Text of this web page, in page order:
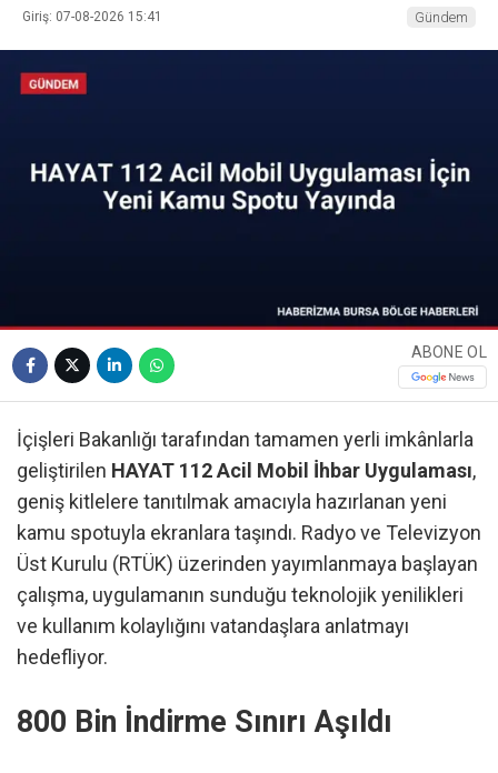
Giriş: 07-08-2026 15:41 Gündem
ABONE OL
İçişleri Bakanlığı tarafından tamamen yerli imkânlarla
geliştirilen HAYAT 112 Acil Mobil İhbar Uygulaması,
geniş kitlelere tanıtılmak amacıyla hazırlanan yeni
kamu spotuyla ekranlara taşındı. Radyo ve Televizyon
Üst Kurulu (RTÜK) üzerinden yayımlanmaya başlayan
çalışma, uygulamanın sunduğu teknolojik yenilikleri
ve kullanım kolaylığını vatandaşlara anlatmayı
hedefliyor.
800 Bin İndirme Sınırı Aşıldı